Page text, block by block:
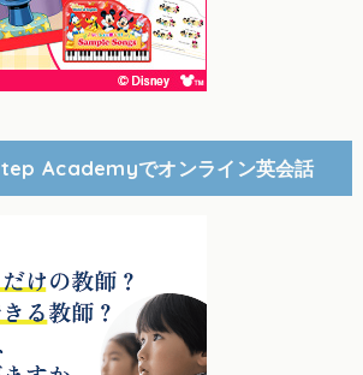
Academyでオンライン英会話